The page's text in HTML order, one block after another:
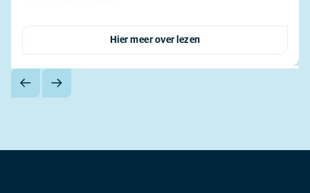
Hier meer over lezen